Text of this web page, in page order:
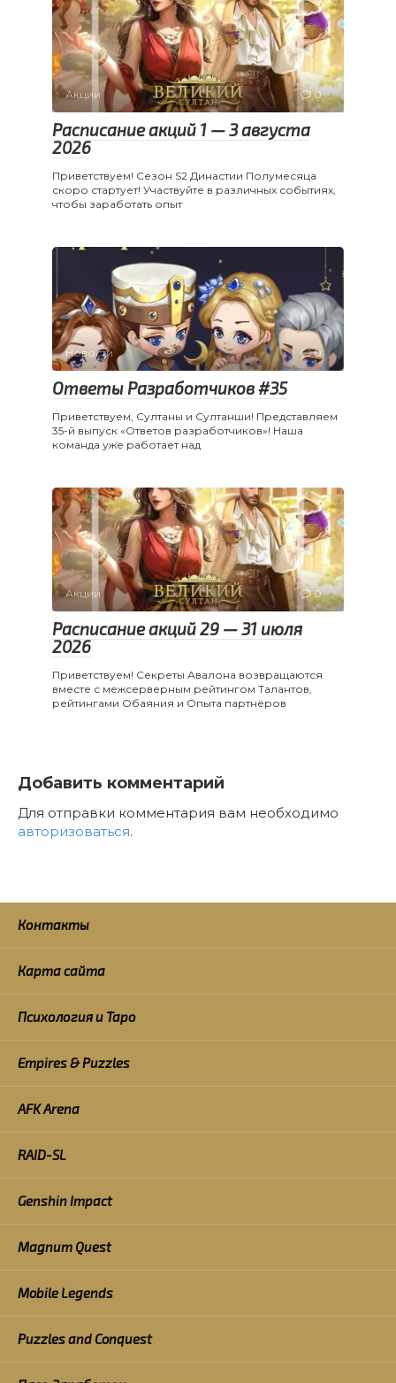
Акции 0
Расписание акций 1 — 3 августа
2026
Приветствуем! Сезон S2 Династии Полумесяца
скоро стартует! Участвуйте в различных событиях,
чтобы заработать опыт
Новости 0
Ответы Разработчиков #35
Приветствуем, Султаны и Султанши! Представляем
35-й выпуск «Ответов разработчиков»! Наша
команда уже работает над
Акции 0
Расписание акций 29 — 31 июля
2026
Приветствуем! Секреты Авалона возвращаются
вместе с межсерверным рейтингом Талантов,
рейтингами Обаяния и Опыта партнёров
Добавить комментарий
Для отправки комментария вам необходимо
авторизоваться.
Контакты
Карта сайта
Психология и Таро
Empires & Puzzles
AFK Arena
RAID-SL
Genshin Impact
Magnum Quest
Mobile Legends
Puzzles and Conquest